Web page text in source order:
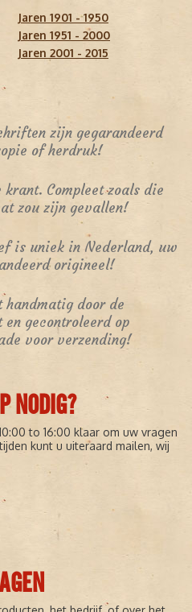
Jaren 1901 - 1950
Jaren 1951 - 2000
Jaren 2001 - 2015
zijn gegarandeerd
of herdruk!
krant. Compleet zoals die
zou zijn gevallen!
is uniek in Nederland, uw
origineel!
door de
gecontroleerd op
voor verzending!
NODIG?
to 16:00 klaar om uw vragen
kunt u uiteraard mailen, wij